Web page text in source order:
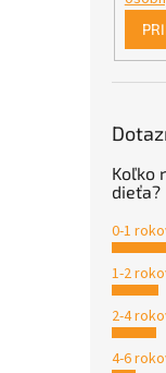
Koľko
dieťa?
0-1
1-2
2-4
4-6